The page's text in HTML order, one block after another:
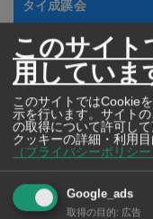
る、吉祥寺の成蹊会
です。成蹊小学校、
に在籍された方や関
このサイト
用していま
このサイトではCookie
示を行います。サイト
の取得について許可して
クッキーの詳細・利用
（プライバシーポリシー
Google_ads
取得の目的: 広告